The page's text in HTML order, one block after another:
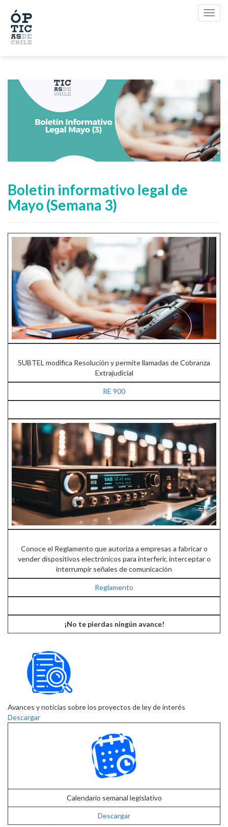
Boletin informativo legal de
Mayo (Semana 3)
SUBTEL modifica Resolución y permite llamadas de Cobranza
Extrajudicial
RE 900
Conoce el Reglamento que autoriza a empresas a fabricar o
vender dispositivos electrónicos para interferir, interceptar o
interrumpir señales de comunicación
Reglamento
¡No te pierdas ningún avance!
Avances y noticias sobre los proyectos de ley de interés
Descargar
Calendario semanal legislativo
Descargar